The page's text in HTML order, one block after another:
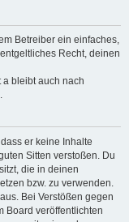
Betreiber ein einfaches,
Recht, deinen
a bleibt auch nach
er keine Inhalte
Sitten verstoßen. Du
die in deinen
bzw. zu verwenden.
Bei Verstößen gegen
Board veröffentlichten